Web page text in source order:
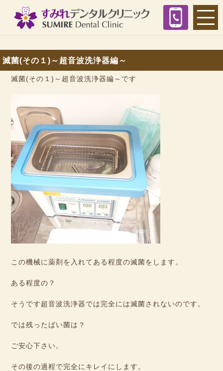
滅菌(その１)～超音波洗浄器編～
滅菌(その１)～超音波洗浄器編～です
この機械に薬剤を入れてある程度の滅菌をします。
ある程度の？
そうです超音波洗浄器では完全には滅菌されないのです。
では残ったばい菌は？
ご安心下さい。
その後の過程で完全にキレイにします。